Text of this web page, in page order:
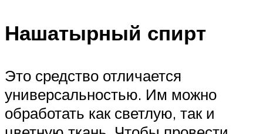
Нашатырный спирт
Это средство отличается
универсальностью. Им можно
обработать как светлую, так и